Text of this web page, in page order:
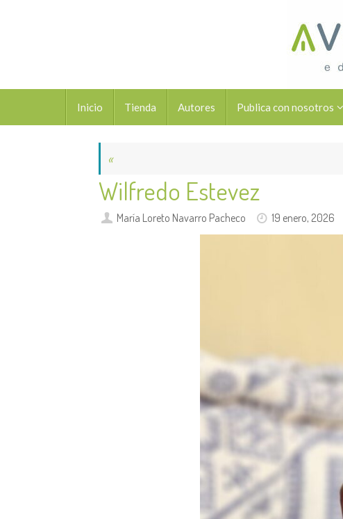
contenido
Inicio Tienda Autores Publica con nosotros
«
Wilfredo Estevez
María Loreto Navarro Pacheco 19 enero, 2026